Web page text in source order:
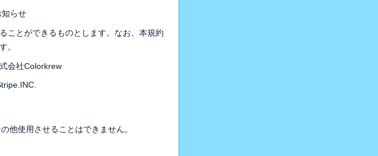
らせ
ことができるものとします。なお、本規約
。
会社Colorkrew
他使用させることはできません。